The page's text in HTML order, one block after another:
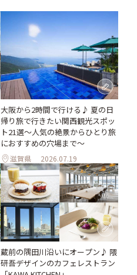
大阪から2時間で行ける♪ 夏の日
帰り旅で行きたい関西観光スポッ
ト21選～人気の絶景からひとり旅
におすすめの穴場まで～
滋賀県 2026.07.19
蔵前の隅田川沿いにオープン♪ 隈
研吾デザインのカフェレストラン